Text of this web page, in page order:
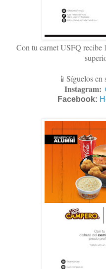
Con tu carnet USFQ recibe
📱Síguelos en
Instagram:
Facebook: